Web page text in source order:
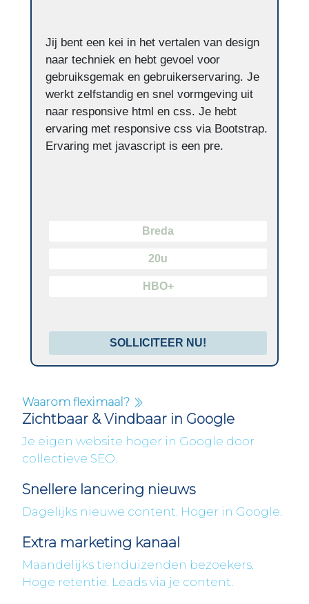
Jij bent een kei in het vertalen van design
naar techniek en hebt gevoel voor
gebruiksgemak en gebruikerservaring. Je
werkt zelfstandig en snel vormgeving uit
naar responsive html en css. Je hebt
ervaring met responsive css via Bootstrap.
Ervaring met javascript is een pre.
Breda
20u
HBO+
SOLLICITEER NU!
Waarom fleximaal?
Zichtbaar & Vindbaar in Google
Je eigen website hoger in Google door
collectieve SEO.
Snellere lancering nieuws
Dagelijks nieuwe content. Hoger in Google.
Extra marketing kanaal
Maandelijks tienduizenden bezoekers.
Hoge retentie. Leads via je content.